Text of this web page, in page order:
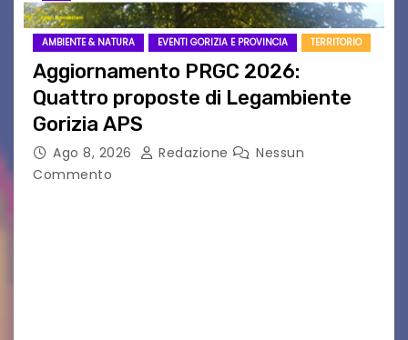
AMBIENTE & NATURA EVENTI GORIZIA E PROVINCIA TERRITORIO
Aggiornamento PRGC 2026:
Quattro proposte di Legambiente
Gorizia APS
Ago 8, 2026 Redazione
Nessun
Commento